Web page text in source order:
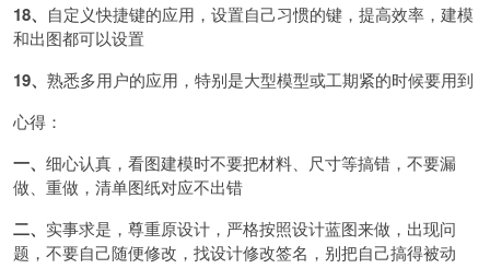
18、 自定义快捷键的应用，设置自己习惯的键，提高效率，建模
和出图都可以设置
19、 熟悉多用户的应用，特别是大型模型或工期紧的时候要用到
心得：
一、 细心认真，看图建模时不要把材料、尺寸等搞错，不要漏
做、重做，清单图纸对应不出错
二、 实事求是，尊重原设计，严格按照设计蓝图来做，出现问
题，不要自己随便修改，找设计修改签名，别把自己搞得被动